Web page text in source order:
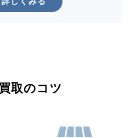
取のコツ